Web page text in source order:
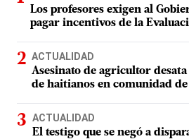
Los profesores exigen al
pagar incentivos de la
ACTUALIDAD
Asesinato de agricultor
de haitianos en comunidad
ACTUALIDAD
El testigo que se negó a